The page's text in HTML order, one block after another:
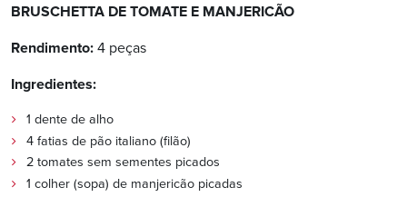
BRUSCHETTA DE TOMATE E MANJERICÃO
Rendimento: 4 peças
Ingredientes:
1 dente de alho
4 fatias de pão italiano (filão)
2 tomates sem sementes picados
1 colher (sopa) de manjericão picadas